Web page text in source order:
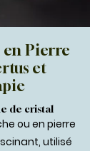
Pierre
et
de cristal
ou en pierre
utilisé